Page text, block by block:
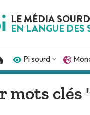
LE MÉDIA
EN LANGUE DES
Pi sourd
mots clés